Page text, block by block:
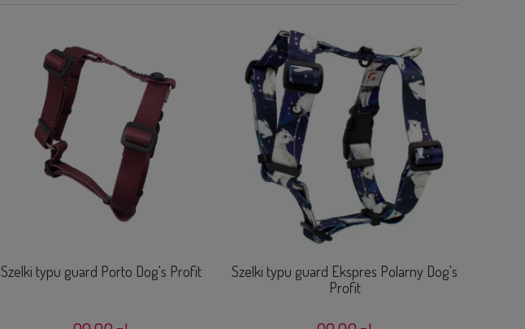
Szelki typu guard Porto Dog's Profit
Szelki typu guard Ekspres Polarny Dog's
Profit